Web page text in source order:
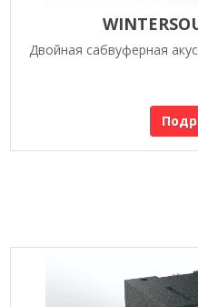
Двойная сабвуферная